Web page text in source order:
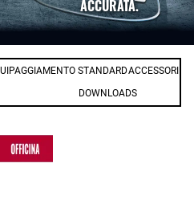
ACCURATA.
STANDARDACCESSORI
DOWNLOADS